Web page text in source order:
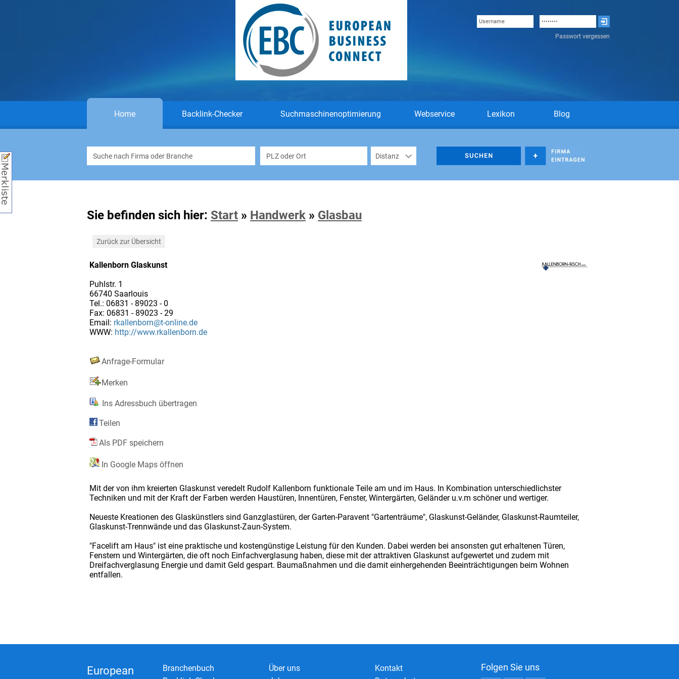
Passwort vergessen
Home Backlink-Checker Suchmaschinenoptimierung Webservice Lexikon Blog
Sie befinden sich hier: Start » Handwerk » Glasbau
Zurück zur Übersicht
Kallenborn Glaskunst
Puhlstr. 1
66740 Saarlouis
Tel.: 06831 - 89023 - 0
Fax: 06831 - 89023 - 29
Email: rkallenborn@t-online.de
WWW: http://www.rkallenborn.de
Anfrage-Formular
Merken
Ins Adressbuch übertragen
Teilen
Als PDF speichern
In Google Maps öffnen
Mit der von ihm kreierten Glaskunst veredelt Rudolf Kallenborn funktionale Teile am und im Haus. In Kombination unterschiedlichster
Techniken und mit der Kraft der Farben werden Haustüren, Innentüren, Fenster, Wintergärten, Geländer u.v.m schöner und wertiger.
Neueste Kreationen des Glaskünstlers sind Ganzglastüren, der Garten-Paravent "Gartenträume", Glaskunst-Geländer, Glaskunst-Raumteiler,
Glaskunst-Trennwände und das Glaskunst-Zaun-System.
"Facelift am Haus" ist eine praktische und kostengünstige Leistung für den Kunden. Dabei werden bei ansonsten gut erhaltenen Türen,
Fenstern und Wintergärten, die oft noch Einfachverglasung haben, diese mit der attraktiven Glaskunst aufgewertet und zudem mit
Dreifachverglasung Energie und damit Geld gespart. Baumaßnahmen und die damit einhergehenden Beeinträchtigungen beim Wohnen
entfallen.
European
Branchenbuch
Über uns
Kontakt
Folgen Sie uns